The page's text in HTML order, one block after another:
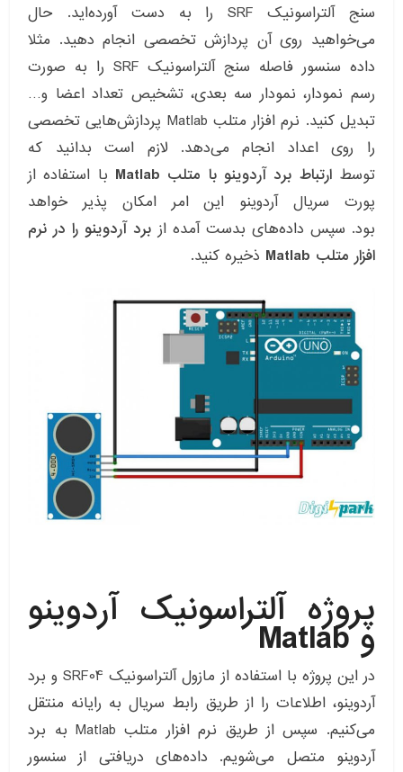
سنج آلتراسونیک SRF را به دست آورده‌اید. حال
می‌خواهید روی آن پردازش تخصصی انجام دهید. مثلا
داده سنسور فاصله سنج آلتراسونیک SRF را به صورت
رسم نمودار، نمودار سه بعدی، تشخیص تعداد اعضا و…
تبدیل کنید. نرم افزار متلب Matlab پردازش‌هایی تخصصی
را روی اعداد انجام می‌دهد. لازم است بدانید که
توسطارتباط برد آردوینو با متلب Matlab
با استفاده از
پورت سریال آردوینو این امر امکان پذیر خواهد
بود. سپس داده‌های بدست آمده از برد آردوینو را در نرم
افزار متلب Matlab
ذخیره کنید.
پروژه آلتراسونیک آردوینو
و Matlab
در این پروژه با استفاده از مازول آلتراسونیک SRF04 و برد
آردوینو، اطلاعات را از طریق رابط سریال به رایانه منتقل
می‌کنیم. سپس از طریق نرم افزار متلب Matlab به برد
آردوینو متصل می‌شویم. داده‌های دریافتی از سنسور